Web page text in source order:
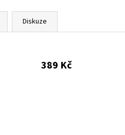
Diskuze
389 Kč